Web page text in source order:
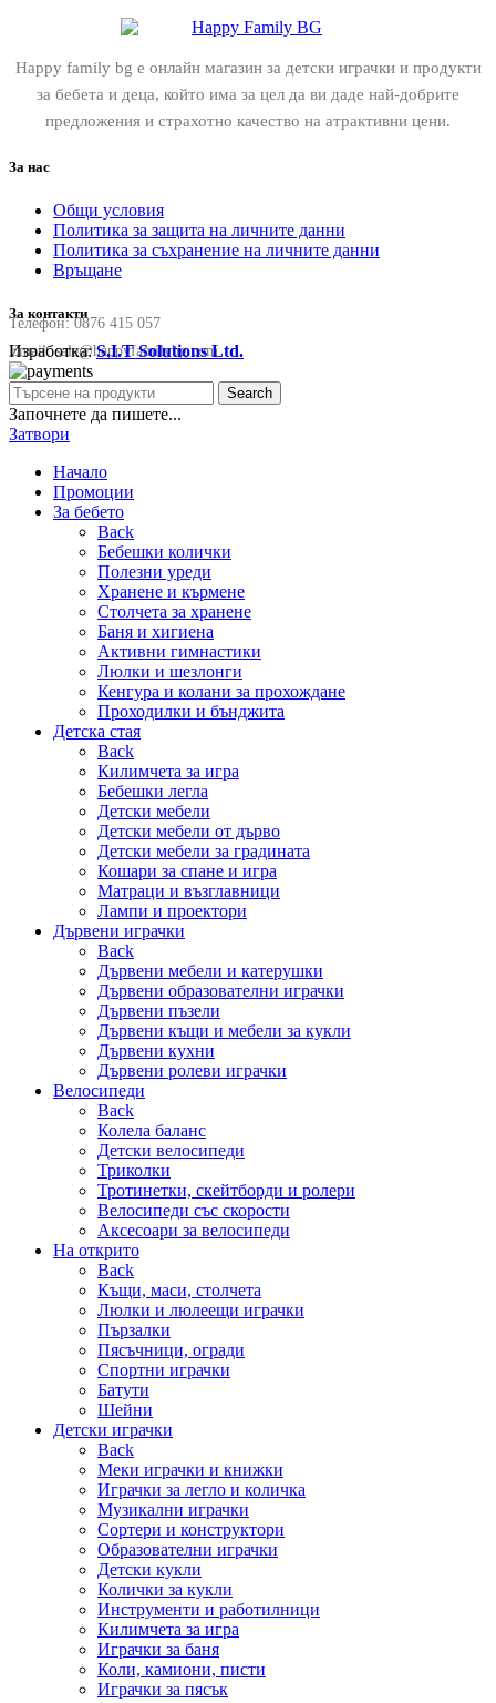
Happy family bg е онлайн магазин за детски играчки и продукти
за бебета и деца, който има за цел да ви даде най-добрите
предложения и страхотно качество на атрактивни цени.
За нас
Общи условия
Политика за защита на личните данни
Политика за съхранение на личните данни
Връщане
За контакти
Телефон:0876 415 057
Email:sale@happyfamilybg.com
Изработка:S.I.T Solutions Ltd.
Search
Започнете да пишете...
Затвори
Начало
Промоции
За бебето
Back
Бебешки колички
Полезни уреди
Хранене и кърмене
Столчета за хранене
Баня и хигиена
Активни гимнастики
Люлки и шезлонги
Кенгура и колани за прохождане
Проходилки и бънджита
Детска стая
Back
Килимчета за игра
Бебешки легла
Детски мебели
Детски мебели от дърво
Детски мебели за градината
Кошари за спане и игра
Матраци и възглавници
Лампи и проектори
Дървени играчки
Back
Дървени мебели и катерушки
Дървени образователни играчки
Дървени пъзели
Дървени къщи и мебели за кукли
Дървени кухни
Дървени ролеви играчки
Велосипеди
Back
Колела баланс
Детски велосипеди
Триколки
Тротинетки, скейтборди и ролери
Велосипеди със скорости
Аксесоари за велосипеди
На открито
Back
Къщи, маси, столчета
Люлки и люлеещи играчки
Пързалки
Пясъчници, огради
Спортни играчки
Батути
Шейни
Детски играчки
Back
Меки играчки и книжки
Играчки за легло и количка
Музикални играчки
Сортери и конструктори
Образователни играчки
Детски кукли
Колички за кукли
Инструменти и работилници
Килимчета за игра
Играчки за баня
Коли, камиони, писти
Играчки за пясък